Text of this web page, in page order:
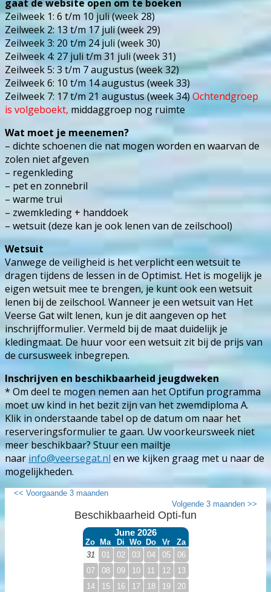
gaat de website open om te boeken
Zeilweek 1: 6 t/m 10 juli (week 28)
Zeilweek 2: 13 t/m 17 juli (week 29)
Zeilweek 3: 20 t/m 24 juli (week 30)
Zeilweek 4: 27 juli t/m 31 juli (week 31)
Zeilweek 5: 3 t/m 7 augustus (week 32)
Zeilweek 6: 10 t/m 14 augustus (week 33)
Zeilweek 7: 17 t/m 21 augustus (week 34)Ochtendgroep
is volgeboekt, middaggroep nog ruimte
Wat moet je meenemen?
– dichte schoenen die nat mogen worden en waarvan de
zolen niet afgeven
– regenkleding
– pet en zonnebril
– warme trui
– zwemkleding + handdoek
– wetsuit (deze kan je ook lenen van de zeilschool)
Wetsuit
Vanwege de veiligheid is het verplicht een wetsuit te
dragen tijdens de lessen in de Optimist. Het is mogelijk je
eigen wetsuit mee te brengen, je kunt ook een wetsuit
lenen bij de zeilschool. Wanneer je een wetsuit van Het
Veerse Gat wilt lenen, kun je dit aangeven op het
inschrijfformulier. Vermeld bij de maat duidelijk je
kledingmaat. De huur voor een wetsuit zit bij de prijs van
de cursusweek inbegrepen.
Inschrijven en beschikbaarheid jeugdweken
* Om deel te mogen nemen aan het Optifun programma
moet uw kind in het bezit zijn van het zwemdiploma A.
Klik in onderstaande tabel op de datum om naar het
reserveringsformulier te gaan. Uw voorkeursweek niet
meer beschikbaar? Stuur een mailtje
naar info@veersegat.nlen we kijken graag met u naar de
mogelijkheden.